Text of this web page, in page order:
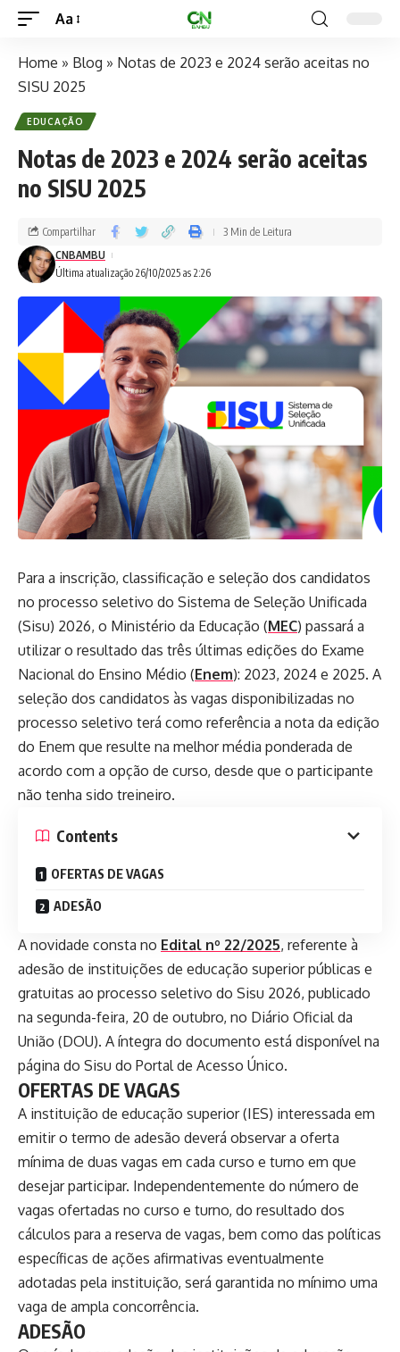
Aa
Home » Blog » Notas de 2023 e 2024 serão aceitas no
SISU 2025
EDUCAÇÃO
Notas de 2023 e 2024 serão aceitas
no SISU 2025
Última atualização 26/10/2025 as 2:26
CNBAMBU
Compartilhar 3 Min de Leitura
Para a inscrição, classificação e seleção dos candidatos
no processo seletivo do Sistema de Seleção Unificada
(Sisu) 2026, o Ministério da Educação (MEC) passará a
utilizar o resultado das três últimas edições do Exame
Nacional do Ensino Médio (Enem): 2023, 2024 e 2025. A
seleção dos candidatos às vagas disponibilizadas no
processo seletivo terá como referência a nota da edição
do Enem que resulte na melhor média ponderada de
acordo com a opção de curso, desde que o participante
não tenha sido treineiro.
Contents
OFERTAS DE VAGAS
ADESÃO
A novidade consta no Edital nº 22/2025, referente à
adesão de instituições de educação superior públicas e
gratuitas ao processo seletivo do Sisu 2026, publicado
na segunda-feira, 20 de outubro, no Diário Oficial da
União (DOU). A íntegra do documento está disponível na
página do Sisu do Portal de Acesso Único.
OFERTAS DE VAGAS
A instituição de educação superior (IES) interessada em
emitir o termo de adesão deverá observar a oferta
mínima de duas vagas em cada curso e turno em que
desejar participar. Independentemente do número de
vagas ofertadas no curso e turno, do resultado dos
cálculos para a reserva de vagas, bem como das políticas
específicas de ações afirmativas eventualmente
adotadas pela instituição, será garantida no mínimo uma
vaga de ampla concorrência.
ADESÃO